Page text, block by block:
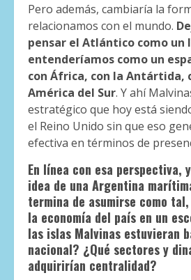
Pero además, cambiaría la
relacionamos con el mundo.
pensar el Atlántico como un
entenderíamos como un
con África, con la Antártida,
América del Sur. Y ahí
estratégico que hoy está
el Reino Unido sin que eso
efectiva en términos de
En línea con esa perspectiva,
idea de una Argentina
termina de asumirse como
la economía del país en un
las islas Malvinas estuvieran
nacional? ¿Qué sectores y
adquirirían centralidad?